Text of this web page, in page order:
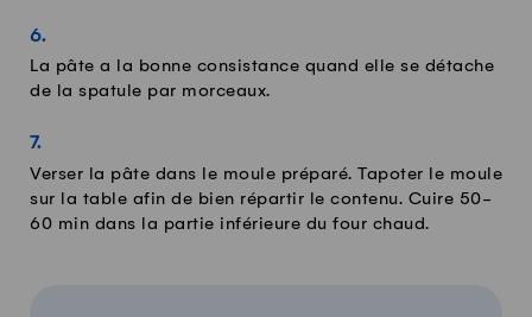
La pâte a la bonne consistance quand elle se détache
de la spatule par morceaux.
Verser la pâte dans le moule préparé. Tapoter le moule
sur la table afin de bien répartir le contenu. Cuire 50-
60 min dans la partie inférieure du four chaud.